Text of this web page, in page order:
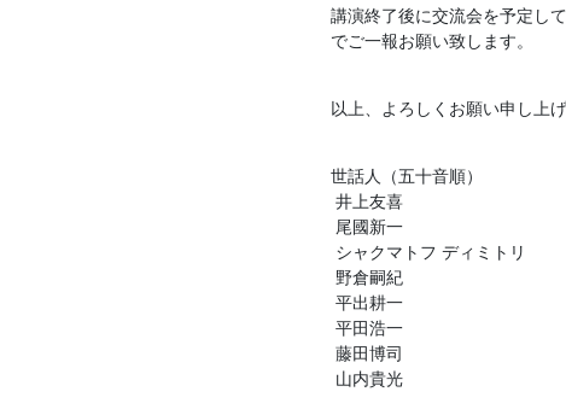
講演終了後に交流会を予定し
でご一報お願い致します。
以上、よろしくお願い申し上げ
世話人（五十音順）
山内貴光